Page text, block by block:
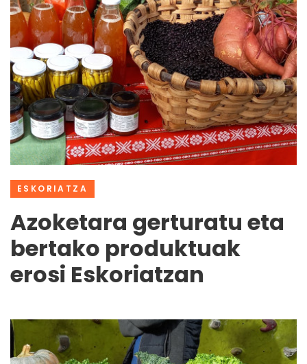
ESKORIATZA
Azoketara gerturatu eta
bertako produktuak
erosi Eskoriatzan